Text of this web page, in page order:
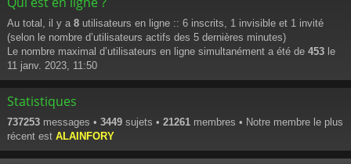
Au total, il y a 8 utilisateurs en ligne :: 6 inscrits, 1 invisible et 1 invité
(selon le nombre d’utilisateurs actifs des 5 dernières minutes)
Le nombre maximal d’utilisateurs en ligne simultanément a été de 453 le
11 janv. 2023, 11:50
Statistiques
737253 messages • 3449 sujets • 21261 membres • Notre membre le plus
récent est ALAINFORY